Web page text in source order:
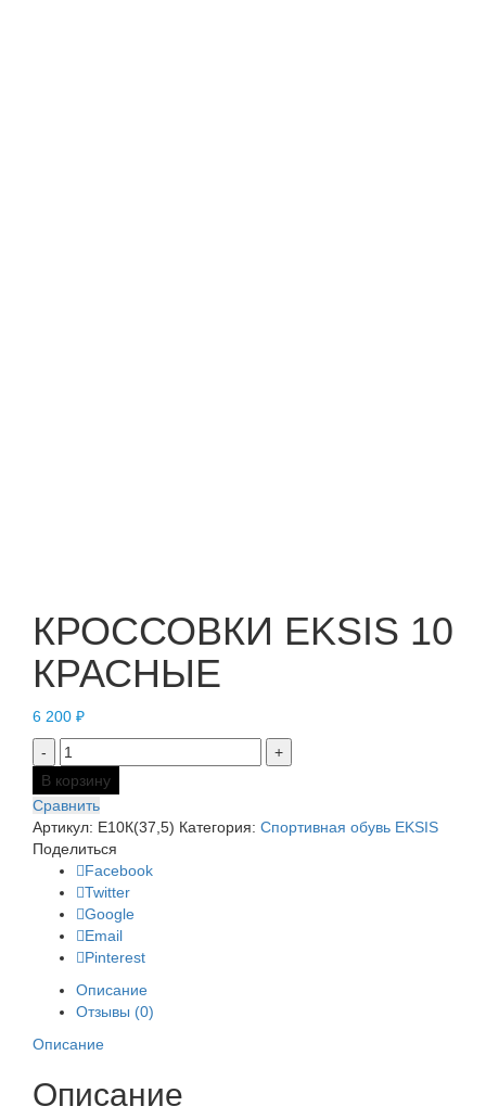
КРОССОВКИ EKSIS 10
КРАСНЫЕ
6 200 ₽
В корзину
Сравнить
Артикул: Е10К(37,5) Категория: Спортивная обувь EKSIS
Поделиться
Facebook
Twitter
Google
Email
Pinterest
Описание
Отзывы (0)
Описание
Описание